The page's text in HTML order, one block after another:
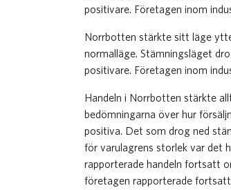
positivare. Företagen inom
Norrbotten stärkte sitt läge
normalläge. Stämningsläget
positivare. Företagen inom
Handeln i Norrbotten stärkte
bedömningarna över hur
positiva. Det som drog ned
för varulagrens storlek var det
rapporterade handeln fortsatt
företagen rapporterade